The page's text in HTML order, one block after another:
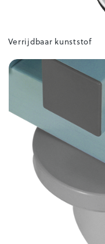
Verrijdbaar kunststof